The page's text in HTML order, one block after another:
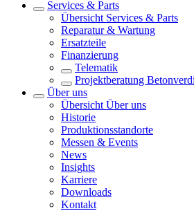
Services & Parts
Übersicht Services & Parts
Reparatur & Wartung
Ersatzteile
Finanzierung
Telematik
Projektberatung
Über uns
Übersicht Über uns
Historie
Produktionsstandorte
Messen & Events
News
Insights
Karriere
Downloads
Kontakt